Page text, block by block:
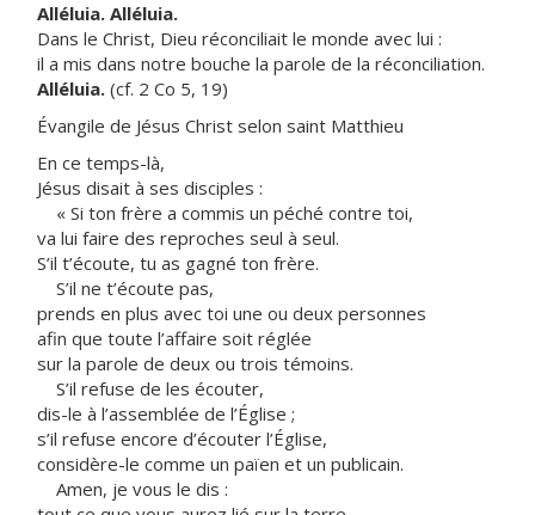
Alléluia. Alléluia.
Dans le Christ, Dieu réconciliait le monde avec lui :
il a mis dans notre bouche la parole de la réconciliation.
Alléluia. (cf. 2 Co 5, 19)
Évangile de Jésus Christ selon saint Matthieu
En ce temps-là,
Jésus disait à ses disciples :
« Si ton frère a commis un péché contre toi,
va lui faire des reproches seul à seul.
S’il t’écoute, tu as gagné ton frère.
S’il ne t’écoute pas,
prends en plus avec toi une ou deux personnes
afin que toute l’affaire soit réglée
sur la parole de deux ou trois témoins.
S’il refuse de les écouter,
dis-le à l’assemblée de l’Église ;
s’il refuse encore d’écouter l’Église,
considère-le comme un païen et un publicain.
Amen, je vous le dis :